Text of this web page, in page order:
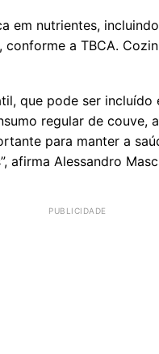
em nutrientes,
a TBCA.
que pode ser
regular de couve,
para manter a
afirma Alessandro